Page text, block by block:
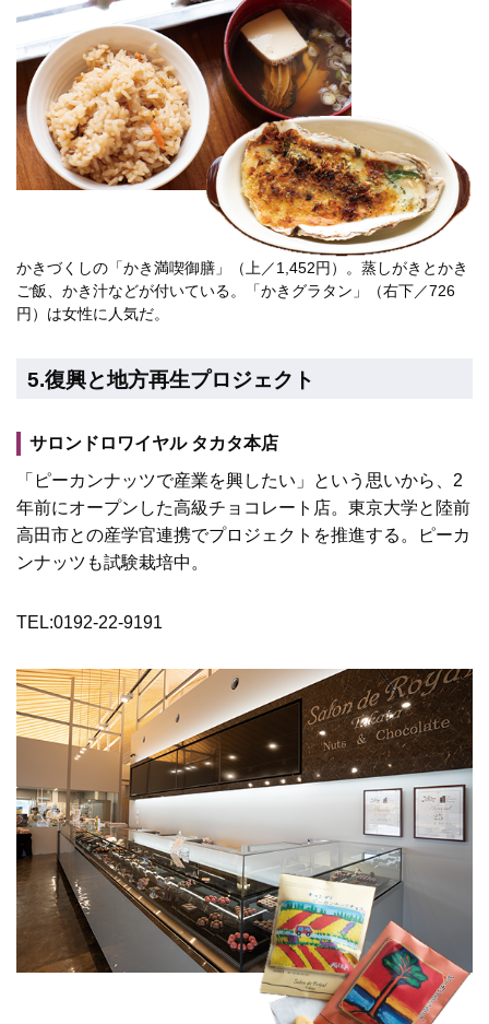
かきづくしの「かき満喫御膳」（上／1,452円）。蒸しがきとかき
ご飯、かき汁などが付いている。「かきグラタン」（右下／726
円）は女性に人気だ。
5.復興と地方再生プロジェクト
サロンドロワイヤル タカタ本店
「ピーカンナッツで産業を興したい」という思いから、2
年前にオープンした高級チョコレート店。東京大学と陸前
高田市との産学官連携でプロジェクトを推進する。ピーカ
ンナッツも試験栽培中。
TEL:0192-22-9191